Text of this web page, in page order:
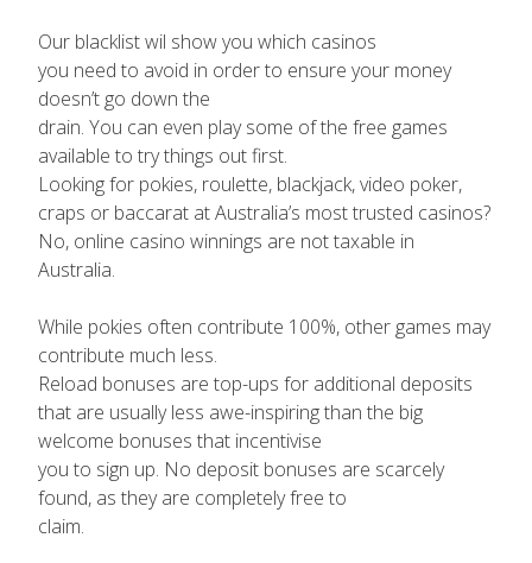
Our blacklist wil show you which casinos
you need to avoid in order to ensure your money
doesn’t go down the
drain. You can even play some of the free games
available to try things out first.
Looking for pokies, roulette, blackjack, video poker,
craps or baccarat at Australia’s most trusted casinos?
No, online casino winnings are not taxable in
Australia.
While pokies often contribute 100%, other games may
contribute much less.
Reload bonuses are top-ups for additional deposits
that are usually less awe-inspiring than the big
welcome bonuses that incentivise
you to sign up. No deposit bonuses are scarcely
found, as they are completely free to
claim.